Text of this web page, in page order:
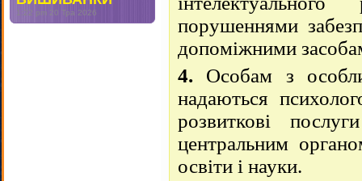
1:22 pm 20 Тра 2026
порушеннями
допоміжними
4. Особам з
надаються
розвиткові
центральним
освіти і науки.